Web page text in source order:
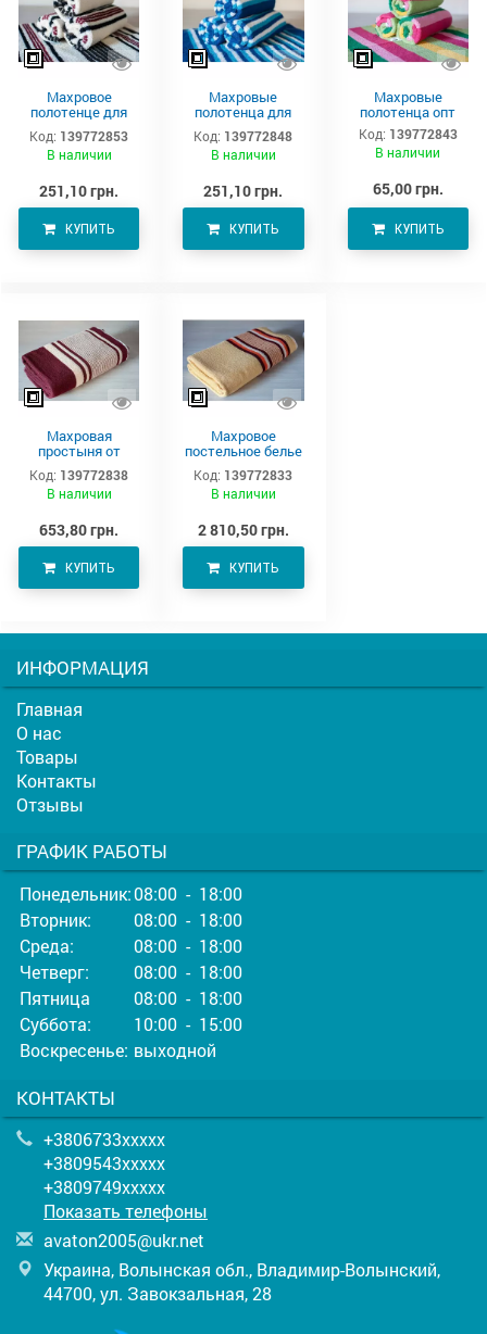
Махровое
полотенце для
тела 150х90 см
Код: 139772853
В наличии
251,10 грн.
КУПИТЬ
Махровые
полотенца для
тела –
производитель
Аватон
Код: 139772848
В наличии
251,10 грн.
КУПИТЬ
Махровые
полотенца опт
Код: 139772843
В наличии
65,00 грн.
КУПИТЬ
Махровая
простыня от
производителя
Аватон (220х190)
Код: 139772838
В наличии
653,80 грн.
КУПИТЬ
Махровое
постельное белье
220х190 см
Код: 139772833
В наличии
2 810,50 грн.
КУПИТЬ
ИНФОРМАЦИЯ
Главная
О нас
Товары
Контакты
Отзывы
ГРАФИК РАБОТЫ
Понедельник:08:00 - 18:00
Вторник:
08:00 - 18:00
Среда:
08:00 - 18:00
Четверг:
08:00 - 18:00
Пятница
08:00 - 18:00
Суббота:
10:00 - 15:00
Воскресенье: выходной
КОНТАКТЫ
+3806733xxxxx
+3809543xxxxx
+3809749xxxxx
Показать телефоны
avaton2005@ukr.net
Украина, Волынская обл., Владимир-Волынский,
44700, ул. Завокзальная, 28